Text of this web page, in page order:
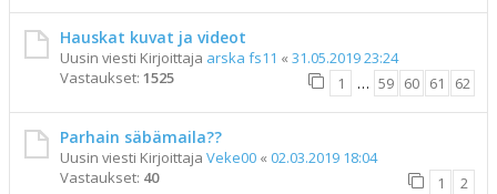
Hauskat kuvat ja videot
Uusin viesti Kirjoittaja arska fs11 « 31.05.2019 23:24
Vastaukset: 1525 1 … 59 60 61 62
Parhain säbämaila??
Uusin viesti Kirjoittaja Veke00 « 02.03.2019 18:04
Vastaukset: 40 1 2